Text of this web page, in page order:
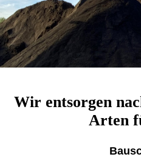
Wir entsorgen
Arten